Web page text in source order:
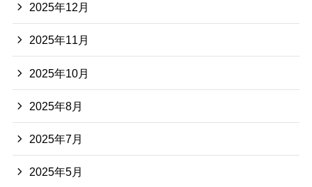
2025年12月
2025年11月
2025年10月
2025年8月
2025年7月
2025年5月